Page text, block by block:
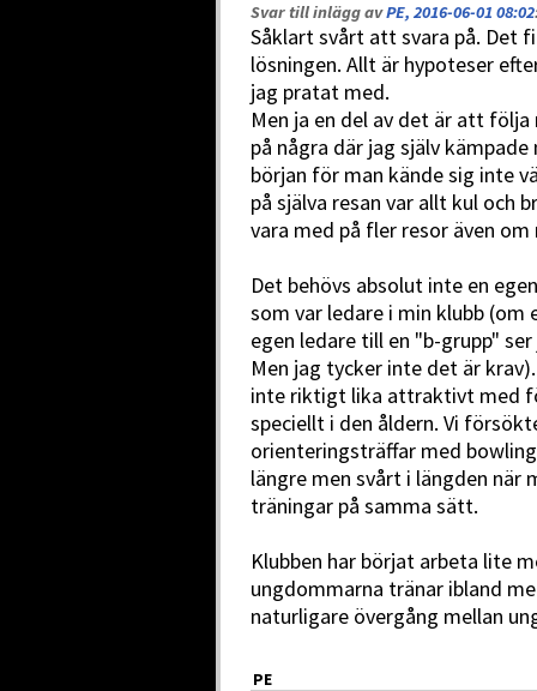
Svar till inlägg avPE, 2016-06-01 08:02
Såklart svårt att svara på. Det
lösningen. Allt är hypoteser
jag pratat med.
Men ja en del av det är att
på några där jag själv
början för man kände sig inte
på själva resan var allt kul och
vara med på fler resor även
Det behövs absolut inte en
som var ledare i min klubb
egen ledare till en "b-grupp"
Men jag tycker inte det är
inte riktigt lika attraktivt med
speciellt i den åldern. Vi
orienteringsträffar med
längre men svårt i längden när
träningar på samma sätt.
Klubben har börjat arbeta lite
ungdommarna tränar ibland
naturligare övergång mellan
PE